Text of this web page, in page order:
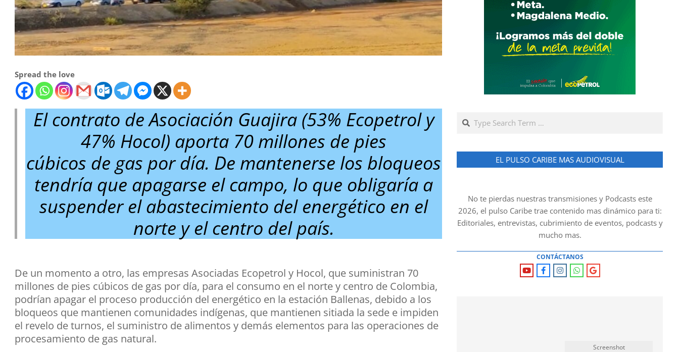
Spread the love
El contrato de Asociación Guajira (53% Ecopetrol y
47% Hocol) aporta 70 millones de pies
cúbicos de gas por día. De mantenerse los bloqueos
tendría que apagarse el campo, lo que obligaría a
suspender el abastecimiento del energético en el
norte y el centro del país.
De un momento a otro, las empresas Asociadas Ecopetrol y Hocol, que suministran 70
millones de pies cúbicos de gas por día, para el consumo en el norte y centro de Colombia,
podrían apagar el proceso producción del energético en la estación Ballenas, debido a los
bloqueos que mantienen comunidades indígenas, que mantienen sitiada la sede e impiden
el revelo de turnos, el suministro de alimentos y demás elementos para las operaciones de
procesamiento de gas natural.
Search
EL PULSO CARIBE MAS AUDIOVISUAL
No te pierdas nuestras transmisiones y Podcasts este
2026, el pulso Caribe trae contenido mas dinámico para ti:
Editoriales, entrevistas, cubrimiento de eventos, podcasts y
mucho mas.
CONTÁCTANOS
Screenshot